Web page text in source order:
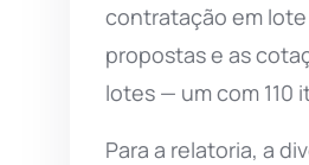
contratação em
propostas e as
lotes — um com 110
Para a relatoria, a